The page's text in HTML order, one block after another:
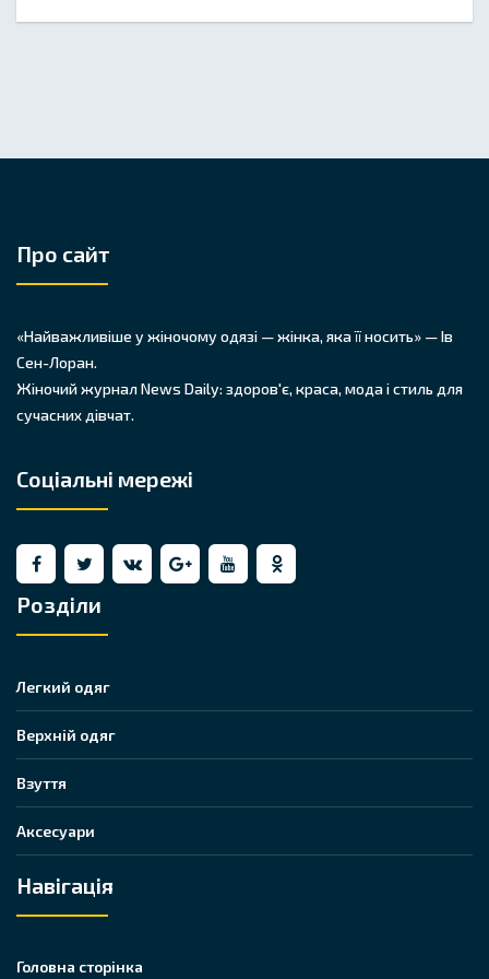
Про сайт
«Найважливіше у жіночому одязі — жінка, яка її носить» — Ів
Сен-Лоран.
Жіночий журнал News Daily: здоров'є, краса, мода і стиль для
сучасних дівчат.
Соціальні мережі
Розділи
Легкий одяг
Верхній одяг
Взуття
Аксесуари
Навігація
Головна сторінка